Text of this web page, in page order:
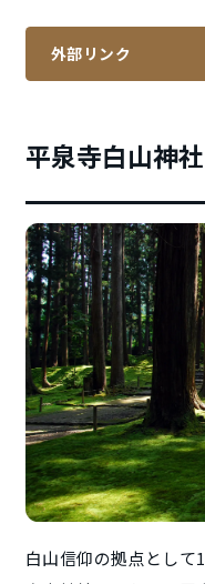
外部リンク
平泉寺白山神社
白山信仰の拠点として